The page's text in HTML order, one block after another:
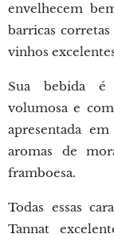
envelhecem
barricas
vinhos
Sua bebida é
volumosa e
apresentada
aromas de
framboesa.
Todas essas
Tannat